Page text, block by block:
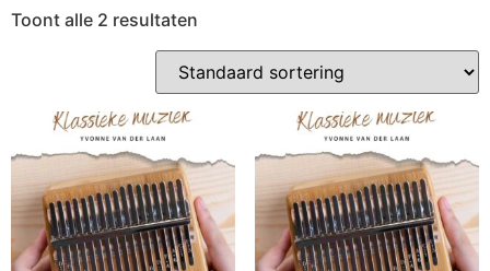
Toont alle 2 resultaten